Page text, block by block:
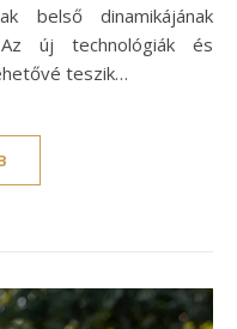
belső dinamikájának
új technológiák és
teszik…